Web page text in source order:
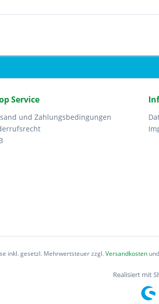
Service
und Zahlungsbedingungen
inkl. gesetzl. Mehrwertsteuer zzgl.Versandkosten
Realisiert mit